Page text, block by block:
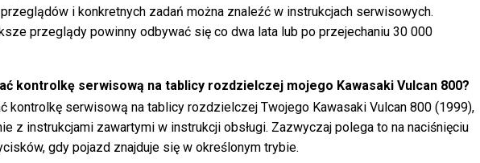
i konkretnych zadań można znaleźć w instrukcjach serwisowych.
przeglądy powinny odbywać się co dwa lata lub po przejechaniu 30 000
kontrolkę serwisową na tablicy rozdzielczej mojego Kawasaki Vulcan 800?
kontrolkę serwisową na tablicy rozdzielczej Twojego Kawasaki Vulcan 800 (1999),
z instrukcjami zawartymi w instrukcji obsługi. Zazwyczaj polega to na naciśnięciu
gdy pojazd znajduje się w określonym trybie.